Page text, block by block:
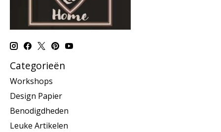
Categorieën
Workshops
Design Papier
Benodigdheden
Leuke Artikelen